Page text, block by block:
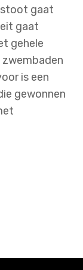
gaat
gaat
gehele
zwembaden
is een
gewonnen